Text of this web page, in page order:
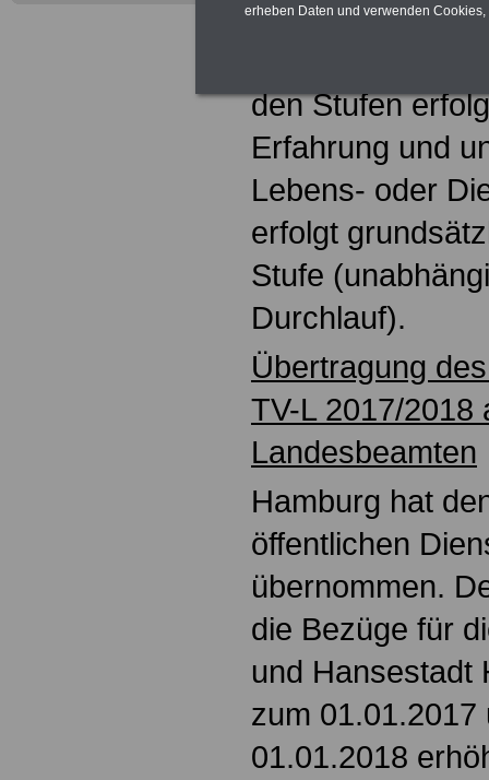
verabschiedet
den Stufen
Erfahrung und
Lebens- oder
erfolgt
Stufe
Durchlauf).
Übertragung
TV-L 2017/2018
Landesbeamten
Hamburg hat
öffentlichen
übernommen.
die Bezüge für
und Hansestadt
zum
01.01.2018
erheben Daten und verwenden